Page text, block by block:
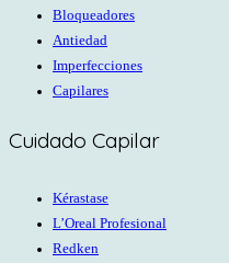
Bloqueadores
Antiedad
Imperfecciones
Capilares
Cuidado Capilar
Kérastase
L’Oreal Profesional
Redken